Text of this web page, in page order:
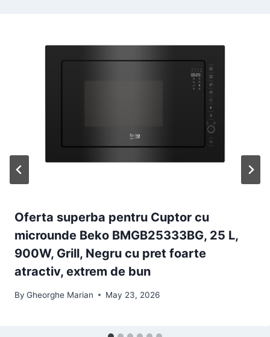
Oferta superba pentru Cuptor cu
microunde Beko BMGB25333BG, 25 L,
900W, Grill, Negru cu pret foarte
atractiv, extrem de bun
By Gheorghe Marian May 23, 2026